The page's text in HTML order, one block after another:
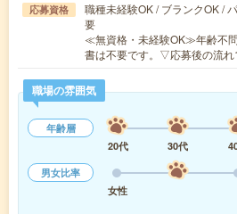
応募資格
職種未経験OK / ブランクOK /
要
≪無資格・未経験OK≫年齢不
書は不要です。▽応募後の流
職場の雰囲気
年齢層
20代
30代
男女比率
女性